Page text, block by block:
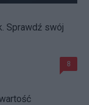
Sprawdź swój
8